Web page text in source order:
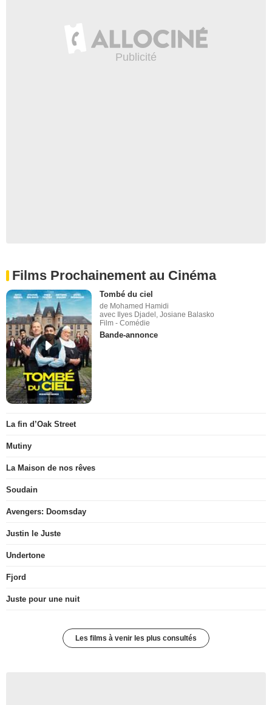
Films Prochainement au Cinéma
Tombé du ciel
de Mohamed Hamidi
avec Ilyes Djadel, Josiane Balasko
Film - Comédie
Bande-annonce
La fin d’Oak Street
Mutiny
La Maison de nos rêves
Soudain
Avengers: Doomsday
Justin le Juste
Undertone
Fjord
Juste pour une nuit
Les films à venir les plus consultés